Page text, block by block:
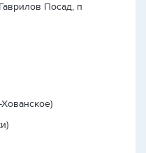
Посад, п